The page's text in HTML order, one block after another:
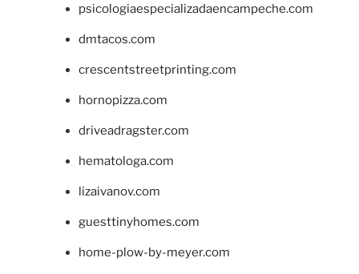
psicologiaespecializadaencampeche.com
dmtacos.com
crescentstreetprinting.com
hornopizza.com
driveadragster.com
hematologa.com
lizaivanov.com
guesttinyhomes.com
home-plow-by-meyer.com